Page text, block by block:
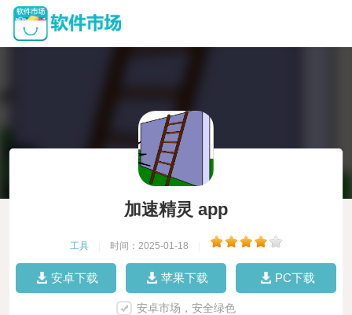
加速精灵 app
工具 时间：2025-01-18
安卓下载 苹果下载 PC下载
安卓市场，安全绿色